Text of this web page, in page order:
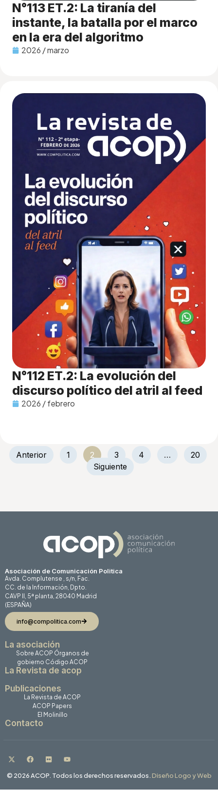
N°113 ET.2: La tiranía del
instante, la batalla por el marco
en la era del algoritmo
2026 / marzo
N°112 ET.2: La evolución del
discurso político del atril al feed
2026 / febrero
Anterior 1 2 3 4 …
20
Siguiente
Asociación de Comunicación Politica
Avda. Complutense , s/n, Fac.
CC. de la Información, Dpto.
CAVP II, 5ª planta, 28040 Madrid
(ESPAÑA)
info@compolitica.com
La asociación
Sobre ACOP Órganos de
gobierno Código ACOP
La Revista de acop
Publicaciones
La Revista de ACOP
ACOP Papers
El Molinillo
Contacto
© 2026 ACOP. Todos los derechos reservados. Diseño Logo y Web